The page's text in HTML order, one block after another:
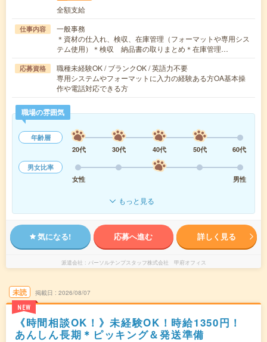
全額支給
仕事内容
一般事務
＊資材の仕入れ、検収、在庫管理（フォーマットや専用シス
テム使用）＊検収 納品書の取りまとめ＊在庫管理…
応募資格
職種未経験OK / ブランクOK / 英語力不要
専用システムやフォーマットに入力の経験ある方OA基本操
作や電話対応できる方
職場の雰囲気
年齢層
20代
30代 40代 50代
60代
男女比率
女性
男性
もっと見る
気になる! 応募へ進む 詳しく見る
派遣会社 パーソルテンプスタッフ株式会社 甲府オフィス
未読
NEW
掲載日 2026/08/07
《時間相談OK！》未経験OK！時給1350円！
あんしん長期＊ピッキング＆発送準備